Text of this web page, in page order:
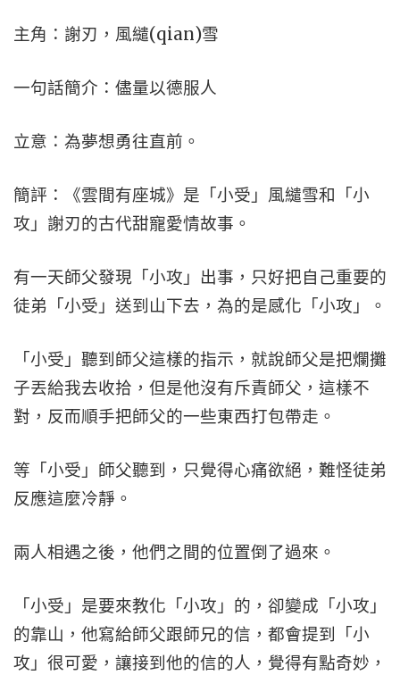
主角：謝刃，風繾(qian)雪
一句話簡介：儘量以德服人
立意：為夢想勇往直前。
簡評：《雲間有座城》是「小受」風繾雪和「小
攻」謝刃的古代甜寵愛情故事。
有一天師父發現「小攻」出事，只好把自己重要的
徒弟「小受」送到山下去，為的是感化「小攻」。
「小受」聽到師父這樣的指示，就說師父是把爛攤
子丟給我去收拾，但是他沒有斥責師父，這樣不
對，反而順手把師父的一些東西打包帶走。
等「小受」師父聽到，只覺得心痛欲絕，難怪徒弟
反應這麼冷靜。
兩人相遇之後，他們之間的位置倒了過來。
「小受」是要來教化「小攻」的，卻變成「小攻」
的靠山，他寫給師父跟師兄的信，都會提到「小
攻」很可愛，讓接到他的信的人，覺得有點奇妙，